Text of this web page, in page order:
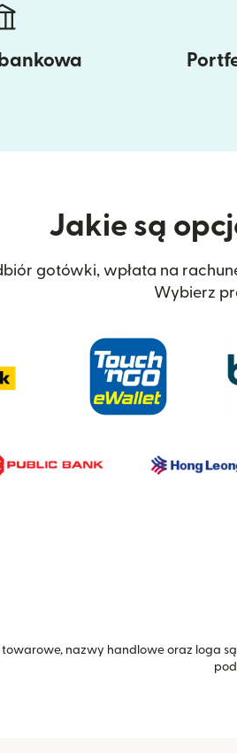
Jakie są
gotówki, wpłata na
Wybierz
nazwy handlowe oraz loga